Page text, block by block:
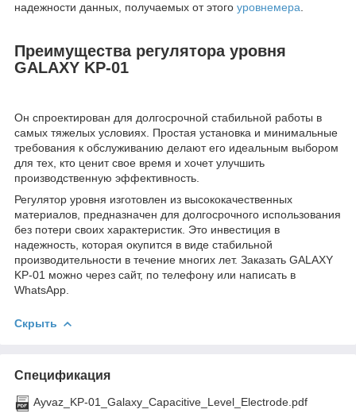
надежности данных, получаемых от этого уровнемера.
Преимущества регулятора уровня
GALAXY KP-01
Он спроектирован для долгосрочной стабильной работы в
самых тяжелых условиях. Простая установка и минимальные
требования к обслуживанию делают его идеальным выбором
для тех, кто ценит свое время и хочет улучшить
производственную эффективность.
Регулятор уровня изготовлен из высококачественных
материалов, предназначен для долгосрочного использования
без потери своих характеристик. Это инвестиция в
надежность, которая окупится в виде стабильной
производительности в течение многих лет. Заказать GALAXY
KP-01 можно через сайт, по телефону или написать в
WhatsApp.
Скрыть
Спецификация
Ayvaz_KP-01_Galaxy_Capacitive_Level_Electrode.pdf